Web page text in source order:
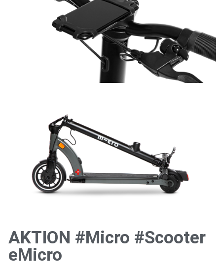
AKTION #Micro #Scooter
eMicro